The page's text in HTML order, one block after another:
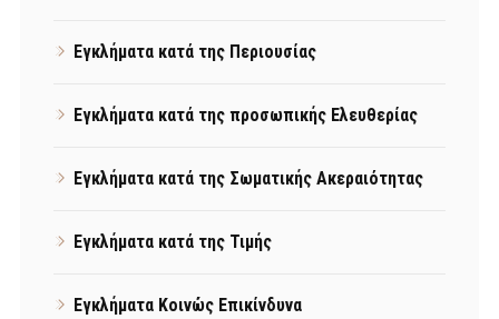
Εγκλήματα κατά της Περιουσίας
Εγκλήματα κατά της προσωπικής Ελευθερίας
Εγκλήματα κατά της Σωματικής Ακεραιότητας
Εγκλήματα κατά της Τιμής
Εγκλήματα Κοινώς Επικίνδυνα